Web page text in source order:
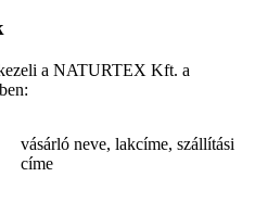
a NATURTEX Kft. a
vásárló neve, lakcíme, szállítási
címe